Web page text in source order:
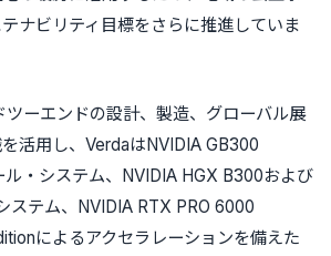
ナビリティ目標をさらに推進していま
ーエンドの設計、製造、グローバル展
活用し、VerdaはNVIDIA GB300
・システム、NVIDIA HGX B300および
ステム、NVIDIA RTX PRO 6000
によるアクセラレーションを備えた